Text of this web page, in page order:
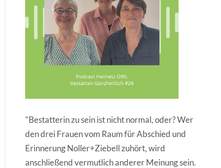
"Bestatterin zu sein ist nicht normal, oder? Wer
den drei Frauen vom Raum für Abschied und
Erinnerung Noller+Ziebell zuhört, wird
anschließend vermutlich anderer Meinung sein.